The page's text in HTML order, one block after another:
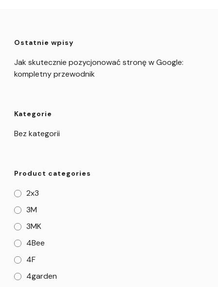
Ostatnie wpisy
Jak skutecznie pozycjonować stronę w Google:
kompletny przewodnik
Kategorie
Bez kategorii
Product categories
2x3
3M
3MK
4Bee
4F
4garden